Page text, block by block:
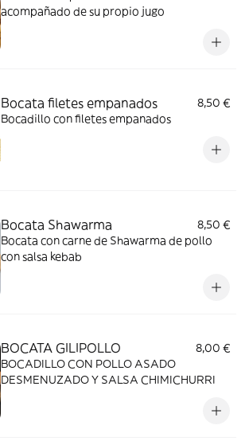
acompañado de su propio jugo
Bocata filetes empanados
8,50 €
Bocadillo con filetes empanados
Bocata Shawarma
8,50 €
Bocata con carne de Shawarma de pollo
con salsa kebab
BOCATA GILIPOLLO
8,00 €
BOCADILLO CON POLLO ASADO
DESMENUZADO Y SALSA CHIMICHURRI